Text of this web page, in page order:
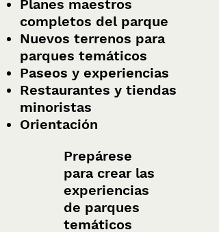
Planes maestros
completos del parque
Nuevos terrenos para
parques temáticos
Paseos y experiencias
Restaurantes y tiendas
minoristas
Orientación
Prepárese
para crear las
experiencias
de parques
temáticos